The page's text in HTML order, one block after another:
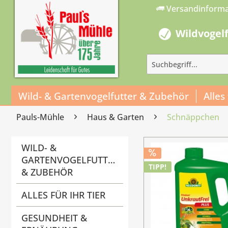
Wild- & Gartenvogelfutter & Zubehör
Pauls-Mühle Haus & Garten Schnäppchen
WILD- &
GARTENVOGELFUTTER
& ZUBEHÖR
ALLES FÜR IHR TIER
GESUNDHEIT &
TIPP!